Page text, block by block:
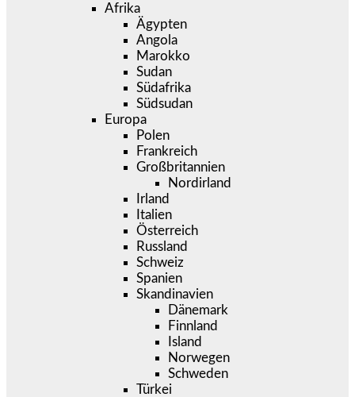
Afrika
Ägypten
Angola
Marokko
Sudan
Südafrika
Südsudan
Europa
Polen
Frankreich
Großbritannien
Nordirland
Irland
Italien
Österreich
Russland
Schweiz
Spanien
Skandinavien
Dänemark
Finnland
Island
Norwegen
Schweden
Türkei